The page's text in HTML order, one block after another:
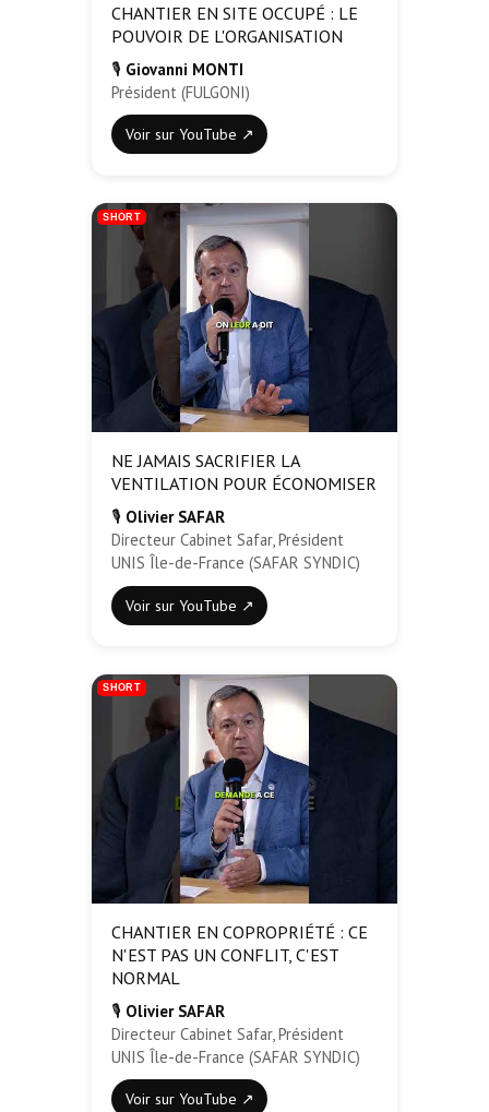
CHANTIER EN SITE OCCUPÉ : LE
POUVOIR DE L'ORGANISATION
🎙️ Giovanni MONTI
Président (FULGONI)
Voir sur YouTube ↗
SHORT
NE JAMAIS SACRIFIER LA
VENTILATION POUR ÉCONOMISER
🎙️ Olivier SAFAR
Directeur Cabinet Safar, Président
UNIS Île-de-France (SAFAR SYNDIC)
Voir sur YouTube ↗
SHORT
CHANTIER EN COPROPRIÉTÉ : CE
N'EST PAS UN CONFLIT, C'EST
NORMAL
🎙️ Olivier SAFAR
Directeur Cabinet Safar, Président
UNIS Île-de-France (SAFAR SYNDIC)
Voir sur YouTube ↗